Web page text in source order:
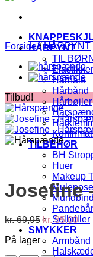
HÅRPYNT
TIL BØRN
Elastikker
Hårnåle
Hårbånd
Hårbøjler
TILBEHØR
BH
Huer
Makeup
Mundbind
Solbriller
SMYKKER
Armbånd
Forside / HÅRPYNT
Tilbud!
Josefine
kr.69,95Den
oprindelige
pris
var:
kr.35,00Den
pris
er:
På lager